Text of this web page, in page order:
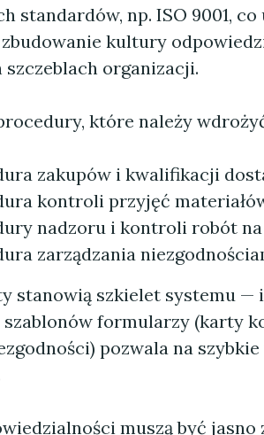
standardów, np. ISO 9001,
kultury
organizacji.
które należy
zakupów i kwalifikacji
kontroli przyjęć
nadzoru i kontroli robót na
zarządzania
stanowią szkielet systemu
formularzy (karty
pozwala na
muszą być jasno